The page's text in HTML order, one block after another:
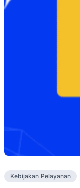
Kebijakan Pelayanan